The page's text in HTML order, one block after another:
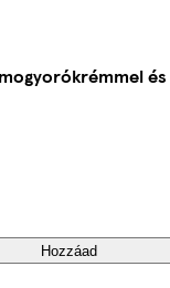
Hozzáad